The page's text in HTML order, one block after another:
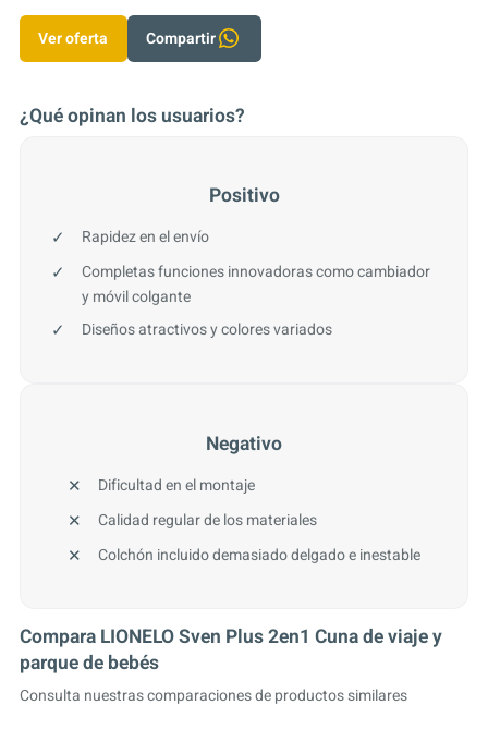
Ver oferta Compartir
¿Qué opinan los usuarios?
Positivo
Rapidez en el envío
Completas funciones innovadoras como cambiador
y móvil colgante
Diseños atractivos y colores variados
Negativo
Dificultad en el montaje
Calidad regular de los materiales
Colchón incluido demasiado delgado e inestable
Compara LIONELO Sven Plus 2en1 Cuna de viaje y
parque de bebés
Consulta nuestras comparaciones de productos similares